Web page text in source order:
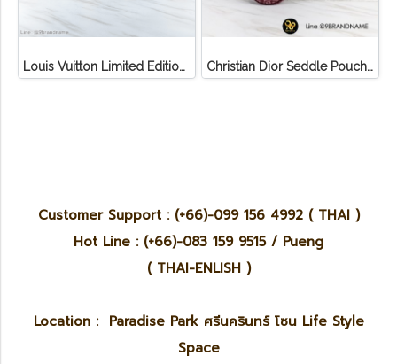
Louis Vuitton Limited Edition Monogram Canvas Sofia Coppola SC Bag Christian Dior Seddle Pouch Accessory Hand Bag
Customer Support : (+66)-099 156 4992 ( THAI )
Hot Line : (+66)-083 159 9515 / Pueng
( THAI-ENLISH )
Location : Paradise Park ศรีนครินทร์ โซน Life Style
Space